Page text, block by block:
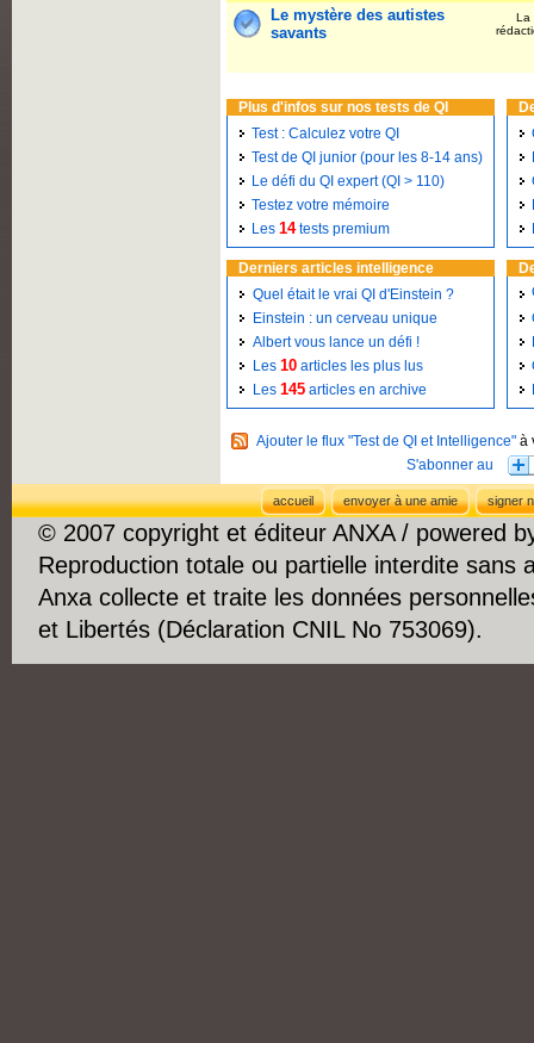
Le mystère des autistes
savants
La
Plus d'infos sur nos tests de QI
Test : Calculez votre QI
Test de QI junior (pour les 8-14 ans)
Le défi du QI expert (QI > 110)
Testez votre mémoire
Les 14tests premium
Derniers articles intelligence
Quel était le vrai QI d'Einstein ?
Einstein : un cerveau unique
Albert vous lance un défi !
Les 10 articles les plus lus
Les 145 articles en archive
Ajouter le flux "Test de QI et Intelligence" à
accueil envoyer à une amie signer
© 2007 copyright et éditeur ANXA / powered
Reproduction totale ou partielle interdite sans
Anxa collecte et traite les données
et Libertés (Déclaration CNIL No 753069).